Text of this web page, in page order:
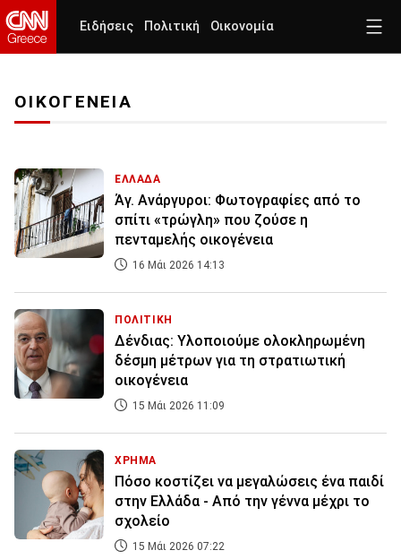
Ειδήσεις Πολιτική Οικονομία
ΟΙΚΟΓΕΝΕΙΑ
ΕΛΛΑΔΑ
Άγ. Ανάργυροι: Φωτογραφίες από το
σπίτι «τρώγλη» που ζούσε η
πενταμελής οικογένεια
16 Μάι 2026 14:13
ΠΟΛΙΤΙΚΗ
Δένδιας: Υλοποιούμε ολοκληρωμένη
δέσμη μέτρων για τη στρατιωτική
οικογένεια
15 Μάι 2026 11:09
ΧΡΗΜΑ
Πόσο κοστίζει να μεγαλώσεις ένα παιδί
στην Ελλάδα - Από την γέννα μέχρι το
σχολείο
15 Μάι 2026 07:22